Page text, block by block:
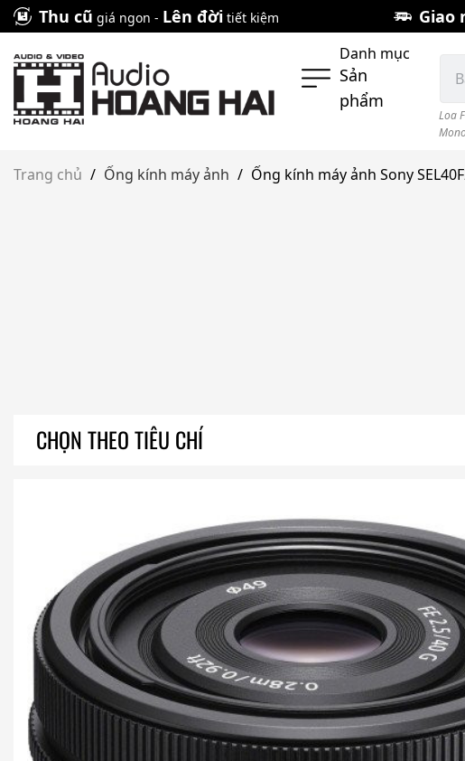
Skip
to
content
Thu cũ giá ngon - Lên đời tiết kiệm Giao
Danh mục
Sản
phẩm
Loa
Trang chủ / Ống kính máy ảnh / Ống kính máy ảnh Sony
CHỌN THEO TIÊU CHÍ